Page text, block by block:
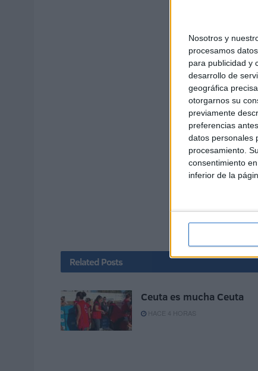
Nosotros y
procesamos
para publicidad y
desarrollo de
geográfica
otorgarnos su
previamente
preferencias
datos personales
procesamiento.
consentimiento
inferior de la
Related Posts
Ceuta es mucha Ceuta
HACE 4 HORAS